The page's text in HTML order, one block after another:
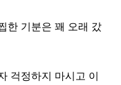
한 기분은 꽤 오래 갔
걱정하지 마시고 이